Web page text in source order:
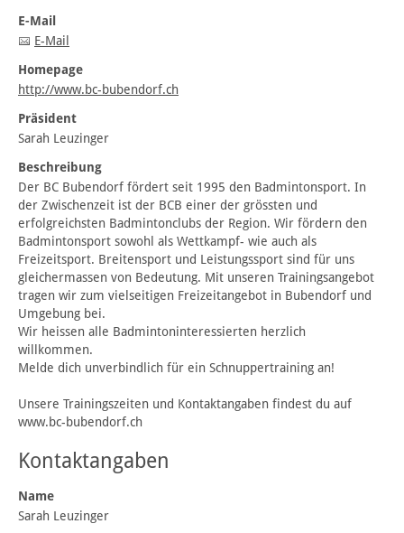
E-Mail
E-Mail
Homepage
http://www.bc-bubendorf.ch
Präsident
Sarah Leuzinger
Beschreibung
Der BC Bubendorf fördert seit 1995 den Badmintonsport. In
der Zwischenzeit ist der BCB einer der grössten und
erfolgreichsten Badmintonclubs der Region. Wir fördern den
Badmintonsport sowohl als Wettkampf- wie auch als
Freizeitsport. Breitensport und Leistungssport sind für uns
gleichermassen von Bedeutung. Mit unseren Trainingsangebot
tragen wir zum vielseitigen Freizeitangebot in Bubendorf und
Umgebung bei.
Wir heissen alle Badmintoninteressierten herzlich
willkommen.
Melde dich unverbindlich für ein Schnuppertraining an!
Unsere Trainingszeiten und Kontaktangaben findest du auf
www.bc-bubendorf.ch
Kontaktangaben
Name
Sarah Leuzinger